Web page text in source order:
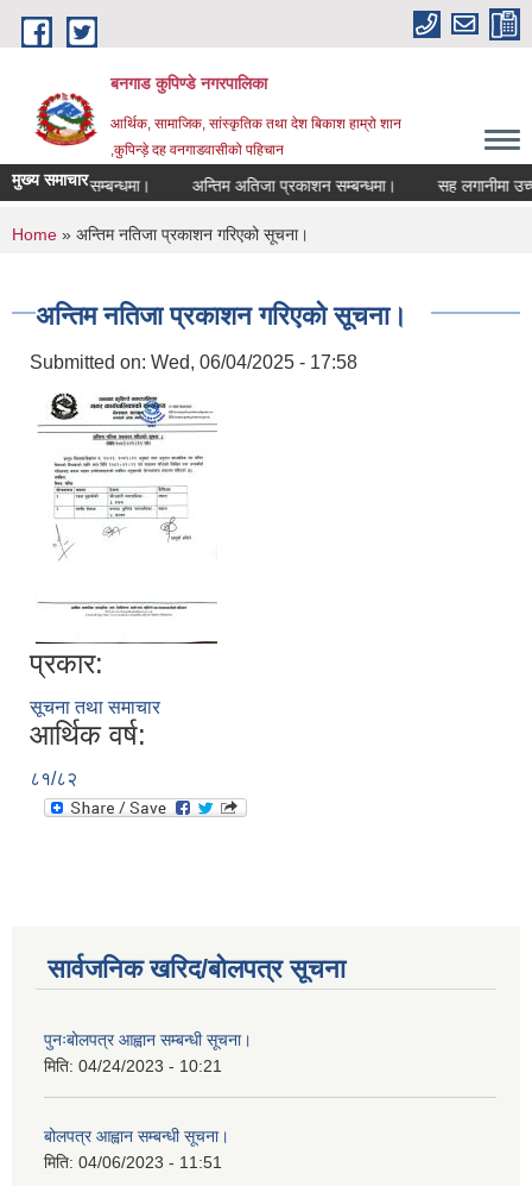
Skip to main content
बनगाड कुपिण्डे नगरपालिका
आर्थिक, सामाजिक, सांस्कृतिक तथा देश बिकाश हाम्रो शान
,कुपिन्ड़े दह वनगाडवासीको पहिचान
मुख्य समाचार
रद्द गरिएको सम्बन्धमा। अन्तिम अतिजा प्रकाशन सम्बन्धमा। सह लगानीमा उच्च
You are here
Home » अन्तिम नतिजा प्रकाशन गरिएको सूचना।
अन्तिम नतिजा प्रकाशन गरिएको सूचना।
Submitted on: Wed, 06/04/2025 - 17:58
प्रकार:
सूचना तथा समाचार
आर्थिक वर्ष:
८१/८२
सार्वजनिक खरिद/बोलपत्र सूचना
पुनःबोलपत्र आह्वान सम्बन्धी सूचना।
मिति: 04/24/2023 - 10:21
बोलपत्र आह्वान सम्बन्धी सूचना।
मिति: 04/06/2023 - 11:51